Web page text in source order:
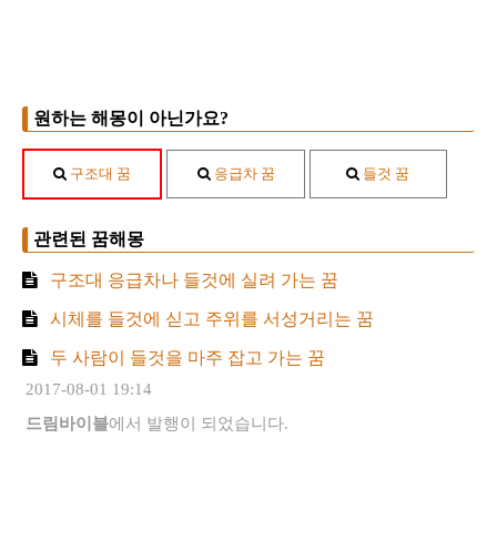
원하는 해몽이 아닌가요?
구조대 꿈 응급차 꿈 들것 꿈
관련된 꿈해몽
구조대 응급차나 들것에 실려 가는 꿈
시체를 들것에 싣고 주위를 서성거리는 꿈
두 사람이 들것을 마주 잡고 가는 꿈
2017-08-01 19:14
드림바이블에서 발행이 되었습니다.